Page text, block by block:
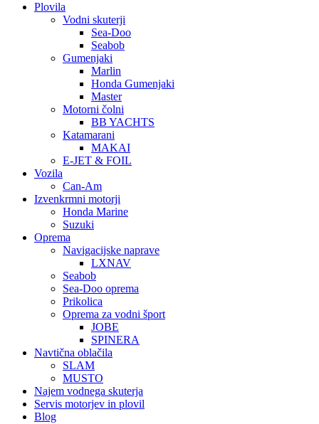
Plovila
Vodni skuterji
Sea-Doo
Seabob
Gumenjaki
Marlin
Honda Gumenjaki
Master
Motorni čolni
BB YACHTS
Katamarani
MAKAI
E-JET & FOIL
Vozila
Can-Am
Izvenkrmni motorji
Honda Marine
Suzuki
Oprema
Navigacijske naprave
LXNAV
Seabob
Sea-Doo oprema
Prikolica
Oprema za vodni šport
JOBE
SPINERA
Navtična oblačila
SLAM
MUSTO
Najem vodnega skuterja
Servis motorjev in plovil
Blog